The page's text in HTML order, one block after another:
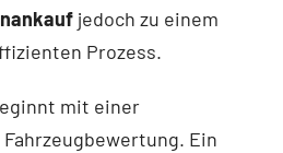
jedoch zu einem
Prozess.
mit einer
Ein